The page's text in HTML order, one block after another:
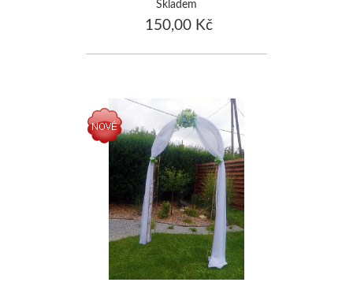
Skladem
150,00 Kč